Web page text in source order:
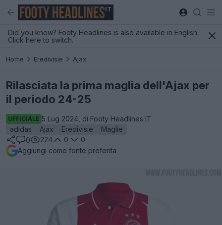
IT
Did you know? Footy Headlines is also available in English.
Click here to switch.
Home Eredivisie Ajax
Rilasciata la prima maglia dell'Ajax per
il periodo 24-25
UFFICIALE 5 Lug 2024, di Footy Headlines IT
adidas
Ajax Eredivisie
Maglie
0
224 0
0
Aggiungi come fonte preferita